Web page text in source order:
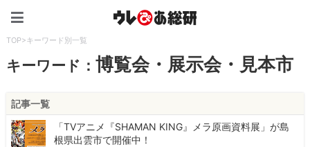
TOP>キーワード別一覧
キーワード：博覧会・展示会・見本市
記事一覧
「TVアニメ『SHAMAN KING』メラ原画資料展」が島
根県出雲市で開催中！